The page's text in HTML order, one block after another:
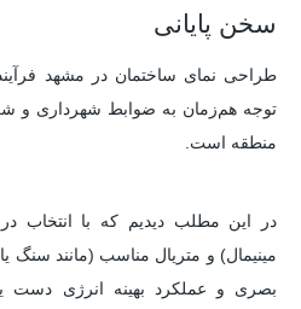
سخن پایانی
طراحی نمای ساختمان در مشهد
توجه هم‌زمان به ضوابط شهرداری و
منطقه است.
در این مطلب دیدیم که با انتخاب
مینیمال) و متریال مناسب (مانند سنگ
بصری و عملکرد بهینه انرژی دست